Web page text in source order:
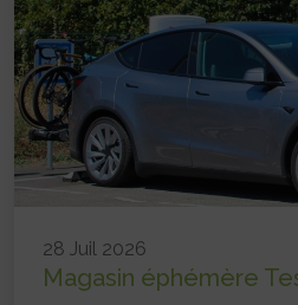
28 Juil 2026
Magasin éphémère